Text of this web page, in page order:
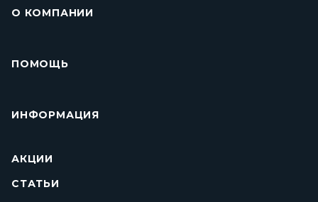
О КОМПАНИИ
ПОМОЩЬ
ИНФОРМАЦИЯ
АКЦИИ
СТАТЬИ